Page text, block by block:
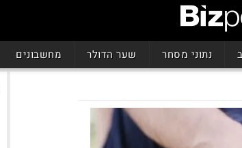
נתוני מסחר שער הדולר מחשבונים